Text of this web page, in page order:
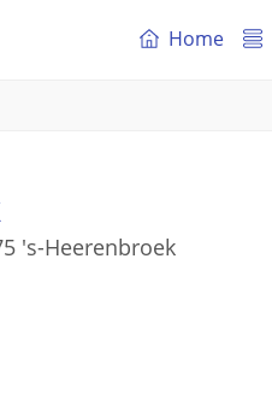
Home
's-Heerenbroek